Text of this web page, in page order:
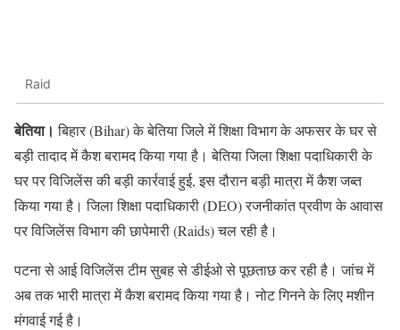
Raid
बेतिया। बिहार (Bihar) के बेतिया जिले में शिक्षा विभाग के अफसर के घर से
बड़ी तादाद में कैश बरामद किया गया है। बेतिया जिला शिक्षा पदाधिकारी के
घर पर विजिलेंस की बड़ी कार्रवाई हुई, इस दौरान बड़ी मात्रा में कैश जब्त
किया गया है। जिला शिक्षा पदाधिकारी (DEO) रजनीकांत प्रवीण के आवास
पर विजिलेंस विभाग की छापेमारी (Raids) चल रही है।
पटना से आई विजिलेंस टीम सुबह से डीईओ से पूछताछ कर रही है। जांच में
अब तक भारी मात्रा में कैश बरामद किया गया है। नोट गिनने के लिए मशीन
मंगवाई गई है।